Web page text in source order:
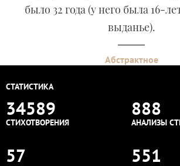
было 32 года (у него была 16-
выданье).
Абстрактное
СТАТИСТИКА
34589
СТИХОТВОРЕНИЯ
888
АНАЛИЗЫ
57 551